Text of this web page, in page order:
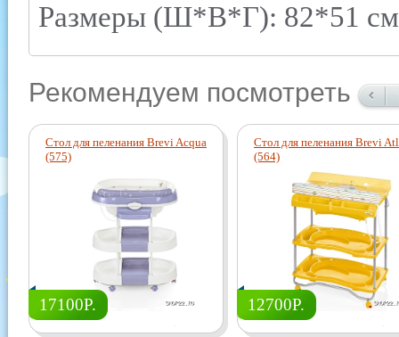
Размеры (Ш*В*Г): 82*51
Рекомендуем посмотреть
Стол для пеленания Brevi Acqua
(575)
17100Р.
Стол для пеленания Brevi
(564)
12700Р.